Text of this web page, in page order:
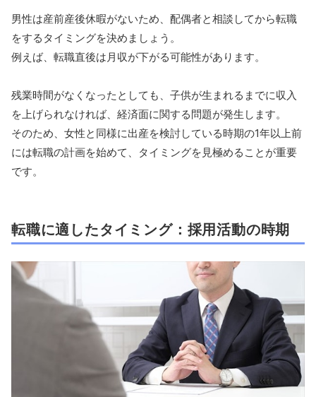
男性は産前産後休暇がないため、配偶者と相談してから転職
をするタイミングを決めましょう。
例えば、転職直後は月収が下がる可能性があります。
残業時間がなくなったとしても、子供が生まれるまでに収入
を上げられなければ、経済面に関する問題が発生します。
そのため、女性と同様に出産を検討している時期の1年以上前
には転職の計画を始めて、タイミングを見極めることが重要
です。
転職に適したタイミング：採用活動の時期